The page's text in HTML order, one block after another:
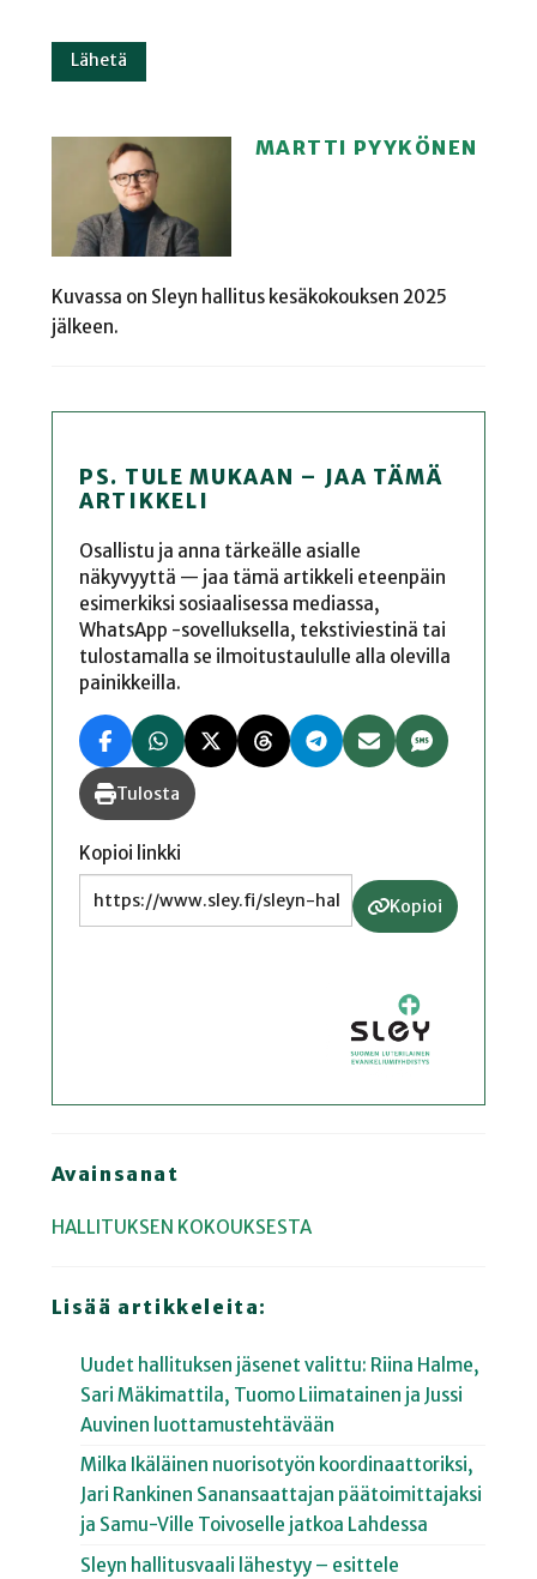
MARTTI PYYKÖNEN
Kuvassa on Sleyn hallitus kesäkokouksen 2025
jälkeen.
PS. TULE MUKAAN – JAA TÄMÄ
ARTIKKELI
Osallistu ja anna tärkeälle asialle
näkyvyyttä — jaa tämä artikkeli eteenpäin
esimerkiksi sosiaalisessa mediassa,
WhatsApp -sovelluksella, tekstiviestinä tai
tulostamalla se ilmoitustaululle alla olevilla
painikkeilla.
Tulosta
Kopioi linkki
Kopioi
Avainsanat
HALLITUKSEN KOKOUKSESTA
Lisää artikkeleita:
Uudet hallituksen jäsenet valittu: Riina Halme,
Sari Mäkimattila, Tuomo Liimatainen ja Jussi
Auvinen luottamustehtävään
Milka Ikäläinen nuorisotyön koordinaattoriksi,
Jari Rankinen Sanansaattajan päätoimittajaksi
ja Samu-Ville Toivoselle jatkoa Lahdessa
Sleyn hallitusvaali lähestyy – esittele